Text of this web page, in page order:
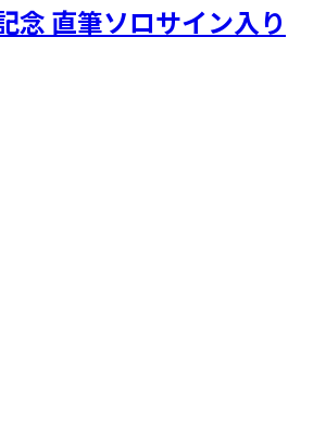
直筆ソロサイン入り